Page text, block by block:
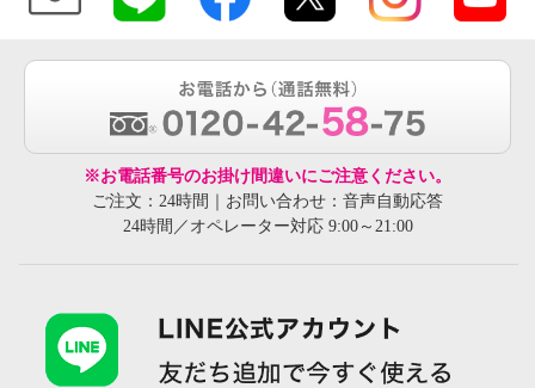
※お電話番号のお掛け間違いにご注意ください。
ご注文：24時間｜お問い合わせ：音声自動応答
24時間／オペレーター対応 9:00～21:00